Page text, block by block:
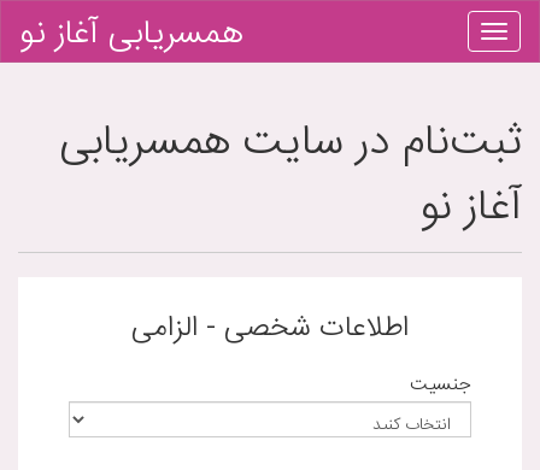
همسریابی آغاز نو
ثبت‌نام در سایت همسریابی
آغاز نو
اطلاعات شخصی - الزامی
جنسیت